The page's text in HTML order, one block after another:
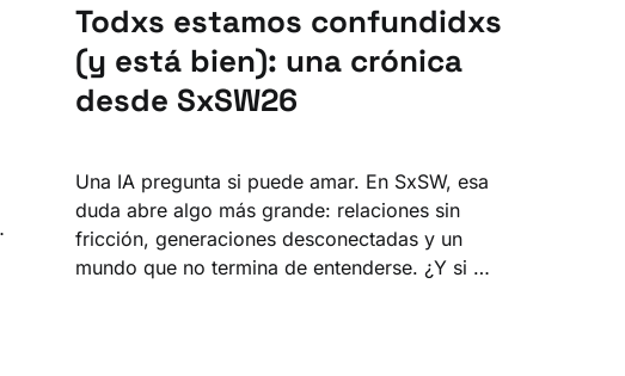
Todxs estamos confundidxs
(y está bien): una crónica
desde SxSW26
Una IA pregunta si puede amar. En SxSW, esa
duda abre algo más grande: relaciones sin
fricción, generaciones desconectadas y un
mundo que no termina de entenderse. ¿Y si el